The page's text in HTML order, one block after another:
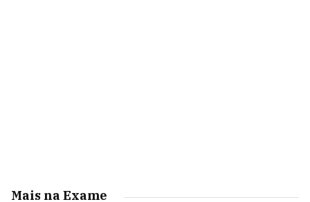
Mais na Exame